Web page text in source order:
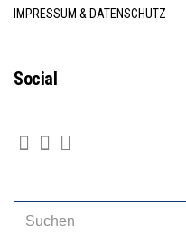
IMPRESSUM & DATENSCHUTZ
Social